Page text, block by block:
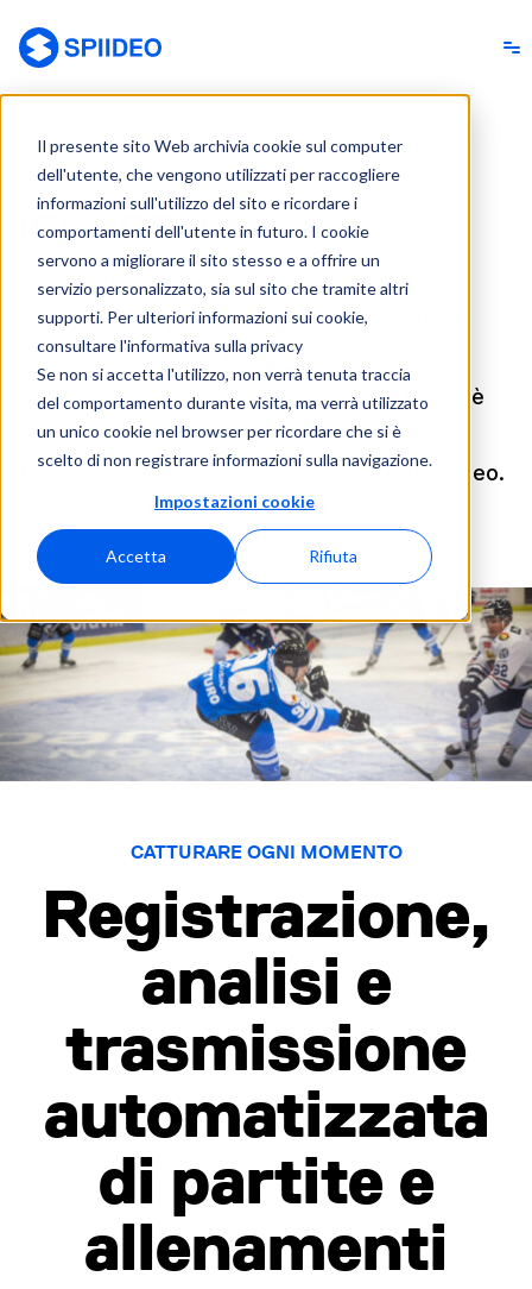
Il presente sito Web archivia cookie sul computer
dell'utente, che vengono utilizzati per raccogliere
informazioni sull'utilizzo del sito e ricordare i
comportamenti dell'utente in futuro. I cookie
servono a migliorare il sito stesso e a offrire un
servizio personalizzato, sia sul sito che tramite altri
supporti. Per ulteriori informazioni sui cookie,
consultare l'informativa sulla privacy
Se non si accetta l'utilizzo, non verrà tenuta traccia
del comportamento durante visita, ma verrà utilizzato
un unico cookie nel browser per ricordare che si è
scelto di non registrare informazioni sulla navigazione.
Impostazioni cookie
Accetta Rifiuta
Per ogni livello
ICE HOCKEY
Con le telecamere sportive 4K di Spiideo
installate sulla pista, la registrazione video è
sempre disponibile. Per gli allenamenti o le
partite, è sempre lì, è sempre pronta. Non c'è
più bisogno di gestire manualmente la
telecamera, di un operatore, di cavi e file video.
CATTURARE OGNI MOMENTO
Registrazione,
analisi e
trasmissione
automatizzata
di partite e
allenamenti